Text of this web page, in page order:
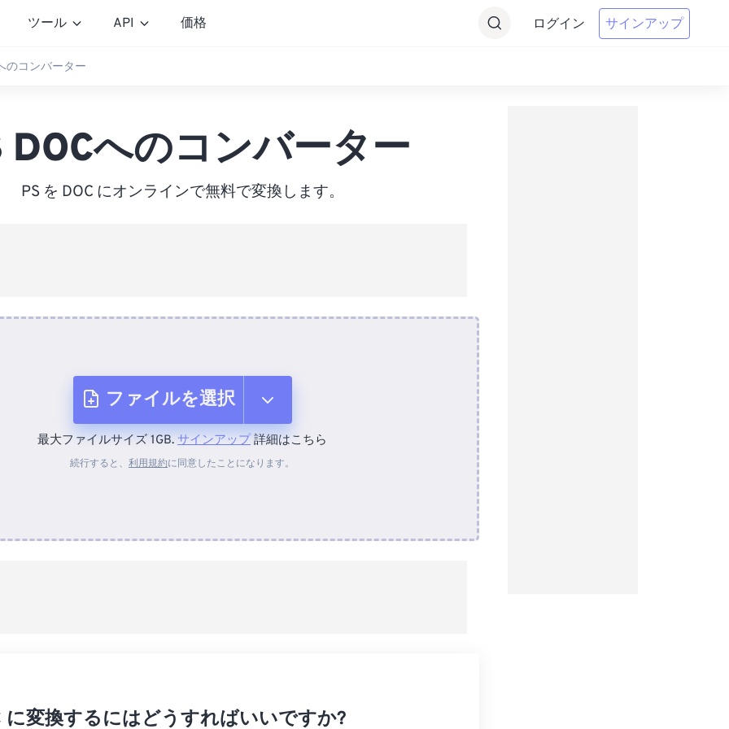
ツール API 価格 ログイン サインアップ
のコンバーター
DOCへのコンバーター
PS を DOC にオンラインで無料で変換します。
ファイルを選択
デバイスから
最大ファイルサイズ 1GB. サインアップ詳細はこちら
続行すると、 利用規約に同意したことになります。
に変換するにはどうすればいいですか?